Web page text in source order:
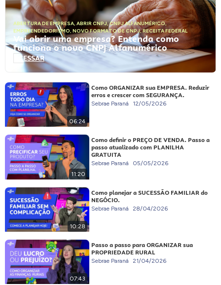
ABERTURA DE EMPRESA, ABRIR CNPJ,CNPJ ALFANUMÉRICO,
EMPREENDEDORISMO, NOVO FORMATO DE CNPJ,RECEITA FEDERAL
Vai abrir uma empresa? Entenda como
funciona o novo CNPJ Alfanumérico
ACESSAR
06:24
Como ORGANIZAR sua EMPRESA. Reduzir
erros e crescer com SEGURANÇA.
Sebrae Paraná 12/05/2026
11:20
Como definir o PREÇO DE VENDA. Passo a
passo atualizado com PLANILHA
GRATUITA
Sebrae Paraná 05/05/2026
10:28
Como planejar a SUCESSÃO FAMILIAR do
NEGÓCIO.
Sebrae Paraná 28/04/2026
07:43
Passo a passo para ORGANIZAR sua
PROPRIEDADE RURAL
Sebrae Paraná 21/04/2026